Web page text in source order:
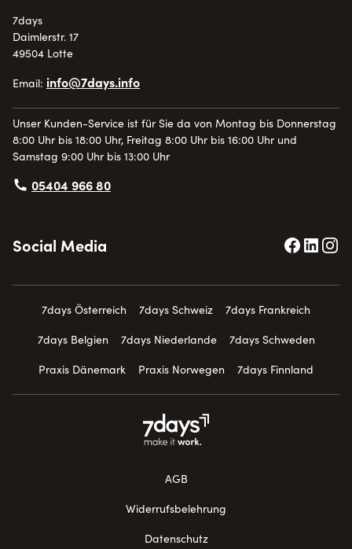
7days
Daimlerstr. 17
49504 Lotte
Email: info@7days.info
Unser Kunden-Service ist für Sie da von Montag bis Donnerstag
8:00 Uhr bis 18:00 Uhr, Freitag 8:00 Uhr bis 16:00 Uhr und
Samstag 9:00 Uhr bis 13:00 Uhr
05404 966 80
Social Media
7days Österreich 7days Schweiz
7days Frankreich
7days Belgien
7days Niederlande
7days Schweden
Praxis Dänemark
Praxis Norwegen 7days Finnland
AGB
Widerrufsbelehrung
Datenschutz